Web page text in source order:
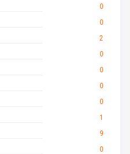
0
0
2
0
0
0
0
1
9
0